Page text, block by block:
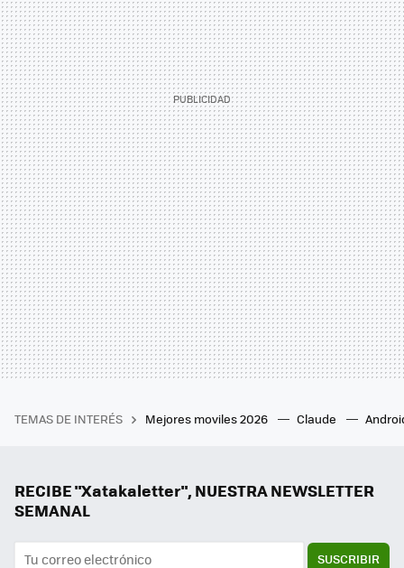
TEMAS DE INTERÉS Mejores moviles 2026 Claude
RECIBE "Xatakaletter", NUESTRA NEWSLETTER
SEMANAL
SUSCRIBIR